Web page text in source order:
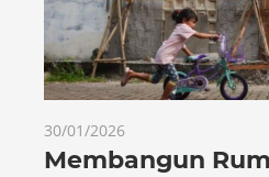
30/01/2026
Membangun